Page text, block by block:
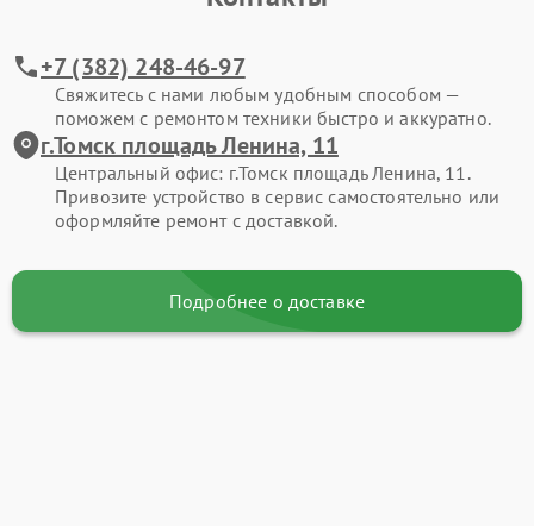
+7 (382) 248-46-97
Свяжитесь с нами любым удобным способом —
поможем с ремонтом техники быстро и аккуратно.
г.Томск площадь Ленина, 11
Центральный офис: г.Томск площадь Ленина, 11.
Привозите устройство в сервис самостоятельно или
оформляйте ремонт с доставкой.
Подробнее о доставке